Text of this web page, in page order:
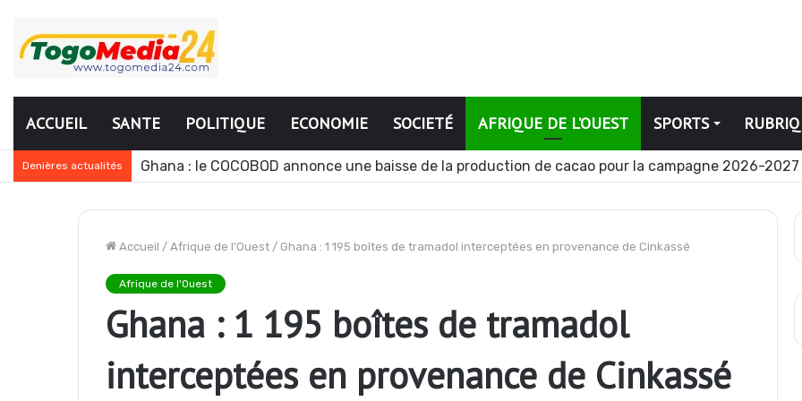
ACCUEIL SANTE POLITIQUE ECONOMIE SOCIETÉ AFRIQUE DE L’OUEST SPORTS
Denières actualités Ghana : le COCOBOD annonce une baisse de la production de cacao pour la campagne 2026-2027
Accueil / Afrique de l'Ouest / Ghana : 1 195 boîtes de tramadol interceptées en provenance de Cinkassé
Afrique de l'Ouest
Ghana : 1 195 boîtes de tramadol
interceptées en provenance de Cinkassé